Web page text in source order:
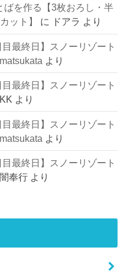
ばを作る【3枚おろし・半
ット】
に ドアラ より
最終日】スノーリゾート
matsukata より
最終日】スノーリゾート
KK より
最終日】スノーリゾート
matsukata より
最終日】スノーリゾート
闇奉行 より